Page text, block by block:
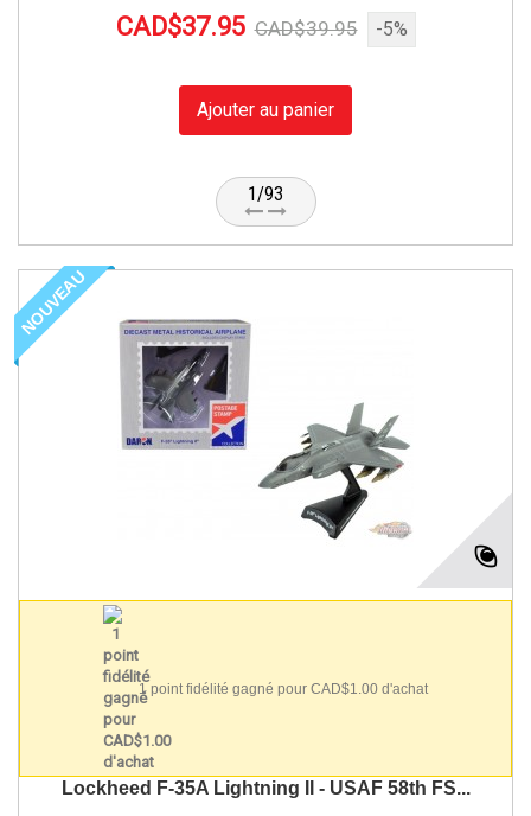
CAD$37.95 CAD$39.95 -5%
Ajouter au panier
1/93
NOUVEAU
1 point fidélité gagné pour CAD$1.00 d'achat
Lockheed F-35A Lightning II - USAF 58th FS...